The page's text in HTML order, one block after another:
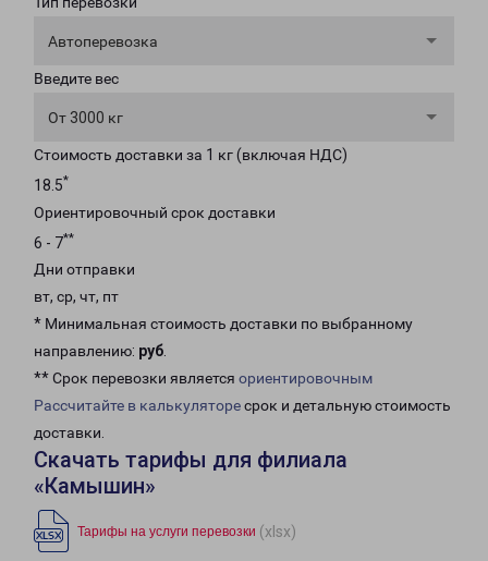
Автоперевозка
Введите вес
От 3000 кг
Стоимость доставки за 1 кг (включая НДС)
18.5*
Ориентировочный срок доставки
6 - 7**
Дни отправки
вт, ср, чт, пт
* Минимальная стоимость доставки по выбранному
направлению: руб.
** Срок перевозки является ориентировочным
Рассчитайте в калькуляторесрок и детальную стоимость
доставки.
Скачать тарифы для филиала
«Камышин»
Тарифы на услуги перевозки (xlsx)